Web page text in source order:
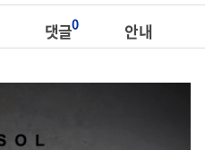
댓글0 안내